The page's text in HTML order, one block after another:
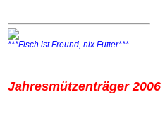
***Fisch ist Freund, nix Futter***
Jahresmützenträger 2006